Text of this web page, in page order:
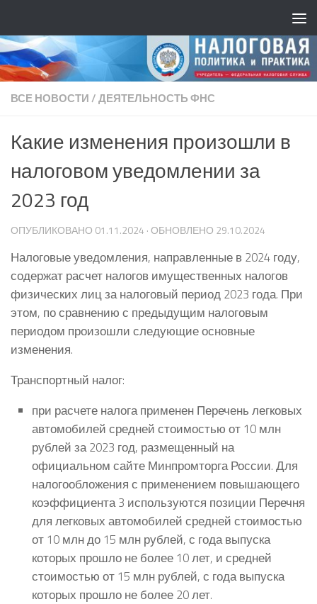
ВСЕ НОВОСТИ/ДЕЯТЕЛЬНОСТЬ ФНС
Какие изменения произошли в
налоговом уведомлении за
2023 год
ОПУБЛИКОВАНО 01.11.2024 · ОБНОВЛЕНО 29.10.2024
Налоговые уведомления, направленные в 2024 году,
содержат расчет налогов имущественных налогов
физических лиц за налоговый период 2023 года. При
этом, по сравнению с предыдущим налоговым
периодом произошли следующие основные
изменения.
Транспортный налог:
при расчете налога применен Перечень легковых
автомобилей средней стоимостью от 10 млн
рублей за 2023 год, размещенный на
официальном сайте Минпромторга России. Для
налогообложения с применением повышающего
коэффициента 3 используются позиции Перечня
для легковых автомобилей средней стоимостью
от 10 млн до 15 млн рублей, с года выпуска
которых прошло не более 10 лет, и средней
стоимостью от 15 млн рублей, с года выпуска
которых прошло не более 20 лет.